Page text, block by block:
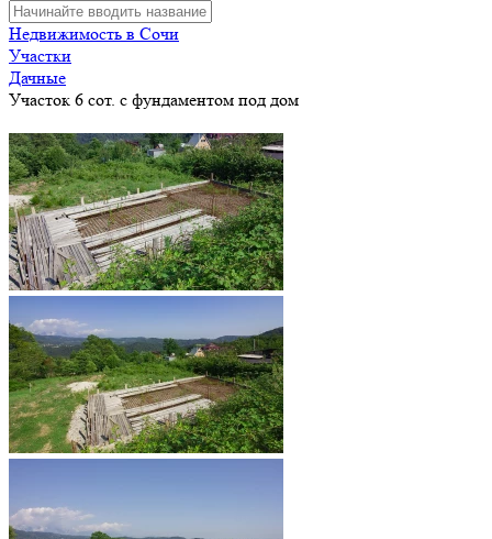
Недвижимость в Сочи
Участки
Дачные
Участок 6 сот. с фундаментом под дом